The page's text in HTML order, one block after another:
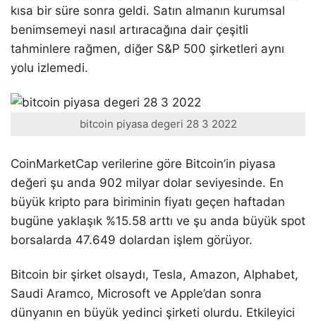
kısa bir süre sonra geldi. Satın almanın kurumsal
benimsemeyi nasıl artıracağına dair çeşitli
tahminlere rağmen, diğer S&P 500 şirketleri aynı
yolu izlemedi.
bitcoin piyasa degeri 28 3 2022
CoinMarketCap verilerine göre Bitcoin’in piyasa
değeri şu anda 902 milyar dolar seviyesinde. En
büyük kripto para biriminin fiyatı geçen haftadan
bugüne yaklaşık %15.58 arttı ve şu anda büyük spot
borsalarda 47.649 dolardan işlem görüyor.
Bitcoin bir şirket olsaydı, Tesla, Amazon, Alphabet,
Saudi Aramco, Microsoft ve Apple’dan sonra
dünyanın en büyük yedinci şirketi olurdu. Etkileyici